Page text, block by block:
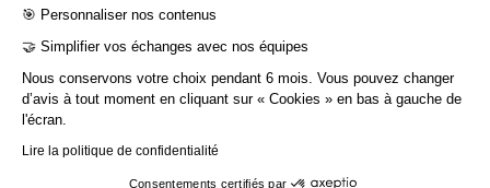
personnelles et d’utilisation des cookies
🎯 Personnaliser nos contenus
🤝 Simplifier vos échanges avec nos équipes
Nous conservons votre choix pendant 6 mois. Vous pouvez changer
d’avis à tout moment en cliquant sur « Cookies » en bas à gauche de
l'écran.
Lire la politique de confidentialité
Consentements certifiés par